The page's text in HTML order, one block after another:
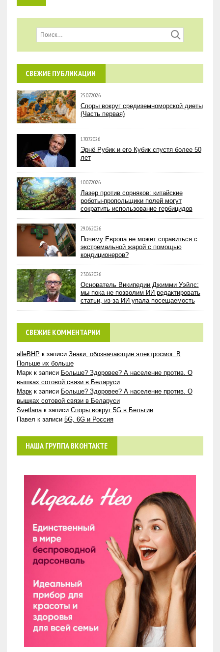
СВЕЖИЕ ПУБЛИКАЦИИ
25.07.2026
Споры вокруг средиземноморской диеты
(Часть первая)
17.07.2026
Эрнё Рубик и его Кубик спустя более 50
лет
10.07.2026
Лазер против сорняков: китайские
роботы-пропольщики полей могут
сократить использование гербицидов
29.06.2026
Почему Европа не может справиться с
экстремальной жарой с помощью
кондиционеров?
23.06.2026
Основатель Википедии Джимми Уэйлс:
мы пока не позволим ИИ редактировать
статьи, из-за ИИ упала посещаемость
СВЕЖИЕ КОММЕНТАРИИ
alleBHP к записи Знаки, обозначающие электросмог. В
Польше их больше
Маркк записи Больше? Здоровее? А население против. О
вышках сотовой связи в Беларуси
Маркк записи Больше? Здоровее? А население против. О
вышках сотовой связи в Беларуси
Svetlanaк записи Споры вокруг 5G в Бельгии
Павел к записи 5G, 6G и Россия
НАША ГРУППА ВКОНТАКТЕ